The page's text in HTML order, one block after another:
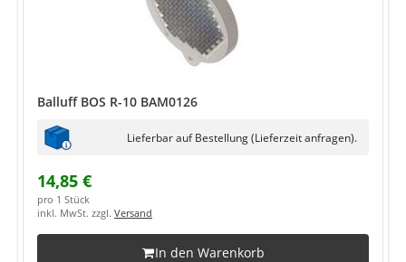
Balluff BOS R-10 BAM0126
Lieferbar auf Bestellung (Lieferzeit anfragen).
14,85 €
pro 1 Stück
inkl. MwSt. zzgl. Versand
In den Warenkorb